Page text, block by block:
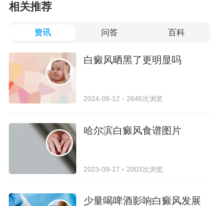
相关推荐
资讯 问答 百科
白癜风晒黑了更明显吗
2024-09-12 2645次浏览
哈尔滨白癜风食谱图片
2023-09-17 2003次浏览
少量喝啤酒影响白癜风发展